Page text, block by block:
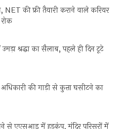
NET की फ्री तैयारी कराने वाले करियर
श्रद्धा का सैलाब, पहले ही दिन टूटे
की गाड़ी से कुत्ता घसीटने का